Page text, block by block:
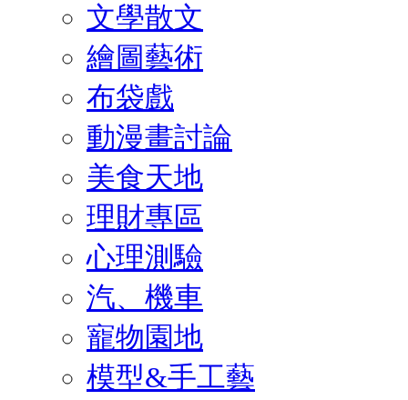
文學散文
繪圖藝術
布袋戲
動漫畫討論
美食天地
理財專區
心理測驗
汽、機車
寵物園地
模型&手工藝